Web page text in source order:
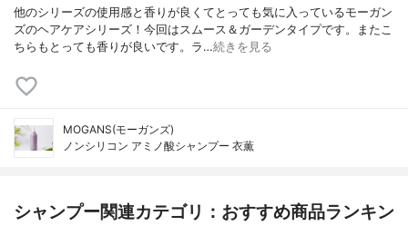
他のシリーズの使用感と香りが良くてとっても気に入っているモーガン
ズのヘアケアシリーズ！今回はスムース＆ガーデンタイプです。またこ
ちらもとっても香りが良いです。ラ…続きを見る
MOGANS(モーガンズ)
ノンシリコン アミノ酸シャンプー 衣薫
シャンプー関連カテゴリ：おすすめ商品ランキン